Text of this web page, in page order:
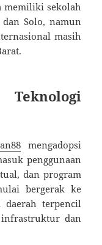
memiliki sekolah
Solo, namun
masih
mengadopsi
penggunaan
dan program
bergerak ke
daerah terpencil
infrastruktur dan